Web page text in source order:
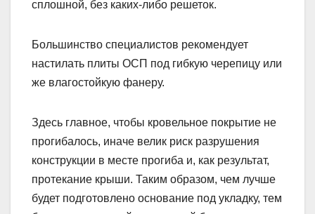
сплошной, без каких-либо решеток.
Большинство специалистов рекомендует
настилать плиты ОСП под гибкую черепицу или
же влагостойкую фанеру.
Здесь главное, чтобы кровельное покрытие не
прогибалось, иначе велик риск разрушения
конструкции в месте прогиба и, как результат,
протекание крыши. Таким образом, чем лучше
будет подготовлено основание под укладку, тем